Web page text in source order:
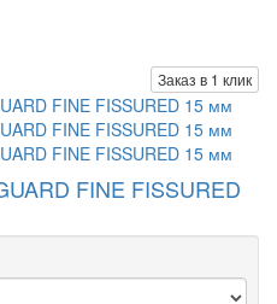
Заказ в 1 клик
FINE FISSURED